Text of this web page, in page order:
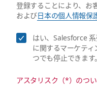
登録することにより、お
および日本の個人情報保
はい、Salesforce
に関するマーケテ
つでも停止できます。
アスタリスク（*）のつ